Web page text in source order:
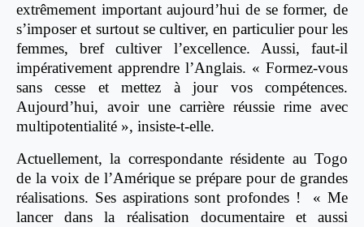
extrêmement important aujourd’hui de se former, de
s’imposer et surtout se cultiver, en particulier pour les
femmes, bref cultiver l’excellence. Aussi, faut-il
impérativement apprendre l’Anglais. « Formez-vous
sans cesse et mettez à jour vos compétences.
Aujourd’hui, avoir une carrière réussie rime avec
multipotentialité », insiste-t-elle.
Actuellement, la correspondante résidente au Togo
de la voix de l’Amérique se prépare pour de grandes
réalisations. Ses aspirations sont profondes ! « Me
lancer dans la réalisation documentaire et aussi